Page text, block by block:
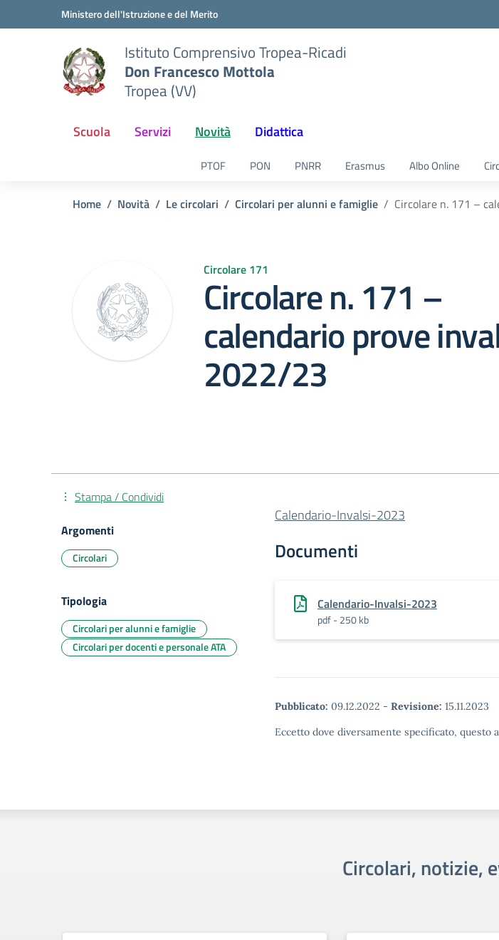
Vai ai contenuti
Vai al menu di navigazioneMinistero dell'Istruzione e del Merito
Istituto Comprensivo Tropea-Ricadi
Don Francesco Mottola
Tropea (VV)
Scuola Servizi Novità Didattica
PTOF PON PNRR Erasmus Albo Online
Home Novità Le circolari Circolari per alunni e famiglie Circolare n. 171 –
Circolare 171
Circolare n. 171 –
calendario prove
2022/23
Calendario-Invalsi-2023
Documenti
Calendario-Invalsi-2023
pdf - 250 kb
Pubblicato: 09.12.2022 - Revisione: 15.11.2023
Eccetto dove diversamente specificato,
Stampa / Condividi
Argomenti
Circolari
Tipologia
Circolari per alunni e famiglie
Circolari per docenti e personale ATA
Circolari, notizie,